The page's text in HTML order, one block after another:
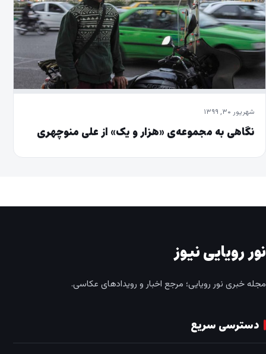
شهریور ۳۰, ۱۳۹۹
نگاهی به مجموعه‌ی «هزار و یک» از علی منوچهری
نور رویایی نیوز
مجله خبری نور رویایی؛ مرجع اخبار و رویدادهای عکاسی.
دسترسی سریع